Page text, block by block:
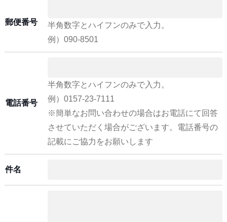
郵便番号
半角数字とハイフンのみで入力。
例）090-8501
電話番号
半角数字とハイフンのみで入力。
例）0157-23-7111
※簡単なお問い合わせの場合はお電話にて回答
させていただく場合がございます。電話番号の
記載にご協力をお願いします
件名